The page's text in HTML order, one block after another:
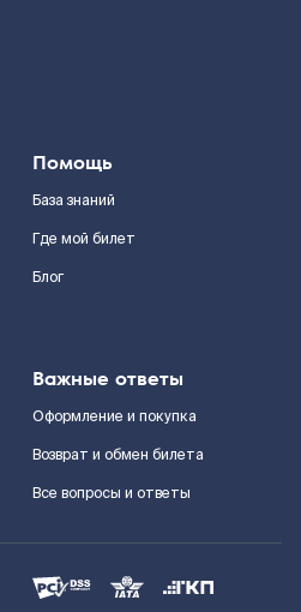
Помощь
База знаний
Где мой билет
Блог
Важные ответы
Оформление и покупка
Возврат и обмен билета
Все вопросы и ответы